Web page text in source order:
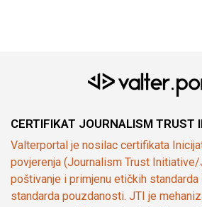
CERTIFIKAT JOURNALISM TRUST
Valterportal je nosilac certifikata
povjerenja (Journalism Trust
poštivanje i primjenu etičkih standarda
standarda pouzdanosti. JTI je